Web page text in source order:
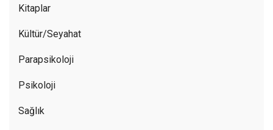
Kitaplar
Kültür/Seyahat
Parapsikoloji
Psikoloji
Sağlık